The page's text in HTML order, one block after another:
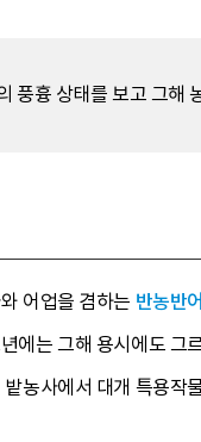
풍흉 상태를 보고 그해
어업을 겸하는 반농반어
에는 그해 용시에도 그
밭농사에서 대개 특용작